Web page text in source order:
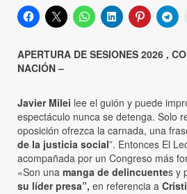
APERTURA DE SESIONES 2026 ,
NACIÓN –
Javier Milei lee el guión y puede
espectáculo nunca se detenga. Solo
oposición ofrezca la carnada, una
de la justicia social”. Entonces El
acompañada por un Congreso más
«Son una manga de delincuentes y
su líder presa”, en referencia a